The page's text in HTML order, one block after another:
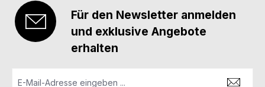
Für den Newsletter anmelden
und exklusive Angebote
erhalten